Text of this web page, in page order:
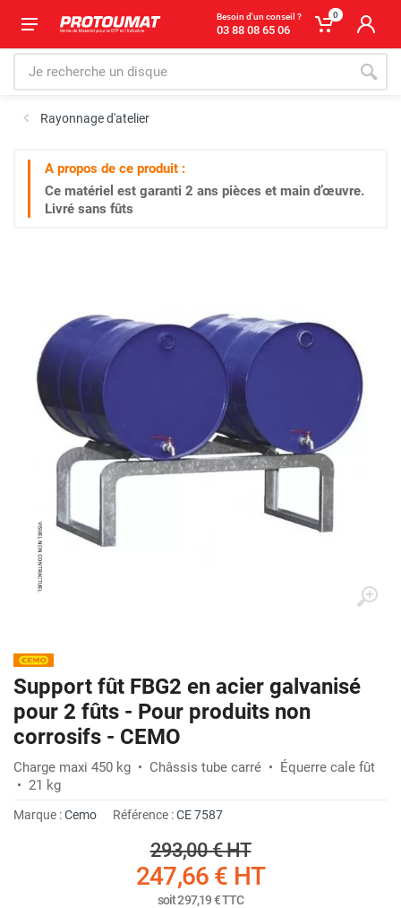
Besoin d'un conseil ?
03 88 08 65 06
0
Rayonnage d'atelier
A propos de ce produit :
Ce matériel est garanti 2 ans pièces et main d’œuvre.
Livré sans fûts
Support fût FBG2 en acier galvanisé
pour 2 fûts - Pour produits non
corrosifs - CEMO
Charge maxi 450 kg • Châssis tube carré • Équerre cale fût
• 21 kg
Marque :Cemo Référence :CE 7587
293,00 €HT
247,66 € HT
soit297,19 €TTC